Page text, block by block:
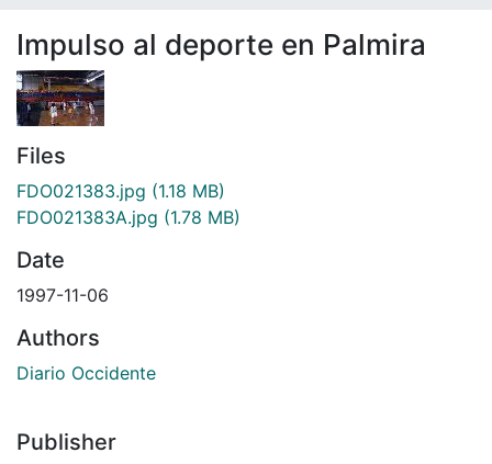
Impulso al deporte en Palmira
Files
FDO021383.jpg (1.18 MB)
FDO021383A.jpg (1.78 MB)
Date
1997-11-06
Authors
Diario Occidente
Publisher